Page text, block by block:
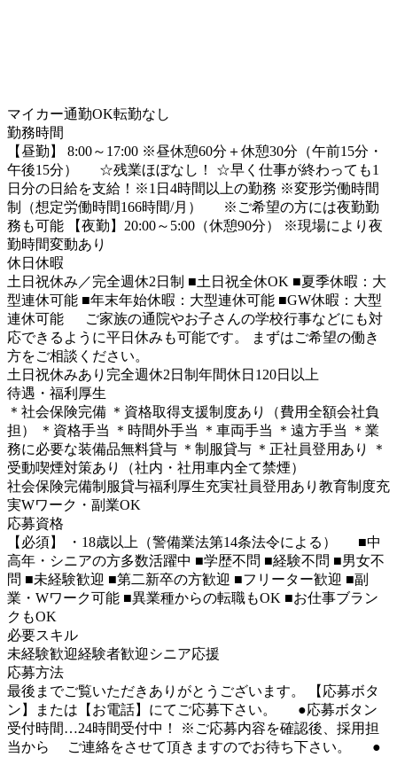
マイカー通勤OK転勤なし
勤務時間
【昼勤】 8:00～17:00 ※昼休憩60分＋休憩30分（午前15分・
午後15分） ☆残業ほぼなし！ ☆早く仕事が終わっても1
日分の日給を支給！※1日4時間以上の勤務 ※変形労働時間
制（想定労働時間166時間/月） ※ご希望の方には夜勤勤
務も可能 【夜勤】20:00～5:00（休憩90分） ※現場により夜
勤時間変動あり
休日休暇
土日祝休み／完全週休2日制 ■土日祝全休OK ■夏季休暇：大
型連休可能 ■年末年始休暇：大型連休可能 ■GW休暇：大型
連休可能 ご家族の通院やお子さんの学校行事などにも対
応できるように平日休みも可能です。 まずはご希望の働き
方をご相談ください。
土日祝休みあり 完全週休2日制 年間休日120日以上
待遇・福利厚生
＊社会保険完備 ＊資格取得支援制度あり（費用全額会社負
担） ＊資格手当 ＊時間外手当 ＊車両手当 ＊遠方手当 ＊業
務に必要な装備品無料貸与 ＊制服貸与 ＊正社員登用あり ＊
受動喫煙対策あり（社内・社用車内全て禁煙）
社会保険完備制服貸与福利厚生充実社員登用あり 教育制度充
実Wワーク・副業OK
応募資格
【必須】 ・18歳以上（警備業法第14条法令による） ■中
高年・シニアの方多数活躍中 ■学歴不問 ■経験不問 ■男女不
問 ■未経験歓迎 ■第二新卒の方歓迎 ■フリーター歓迎 ■副
業・Wワーク可能 ■異業種からの転職もOK ■お仕事ブラン
クもOK
必要スキル
未経験歓迎経験者歓迎 シニア応援
応募方法
最後までご覧いただきありがとうございます。 【応募ボタ
ン】または【お電話】にてご応募下さい。 ●応募ボタン
受付時間…24時間受付中！ ※ご応募内容を確認後、採用担
当から ご連絡をさせて頂きますのでお待ち下さい。 ●